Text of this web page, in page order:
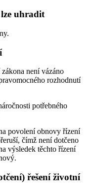
uhradit
není vázáno
rozhodnutí
potřebného
povolení obnovy řízení
čímž není dotčeno
výsledek těchto řízení
řešení životní